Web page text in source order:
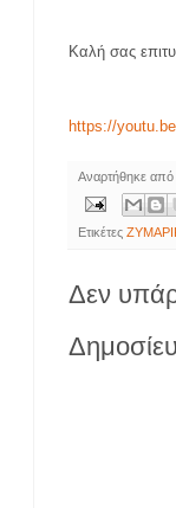
Καλή σας
https://
Αναρτήθηκε
Ετικέτες
Δεν